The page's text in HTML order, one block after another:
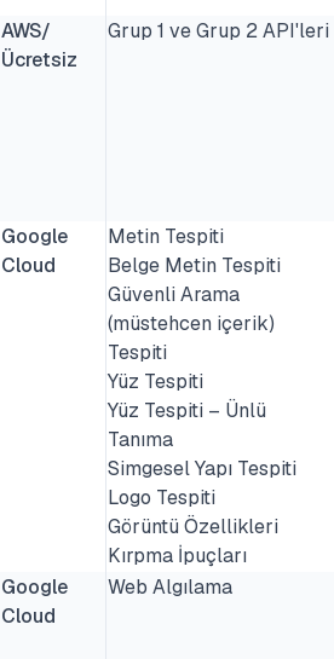
AWS/
Ücretsiz
Grup 1 ve Grup 2 API'leri
Google
Cloud
Metin Tespiti
Belge Metin Tespiti
Güvenli Arama
(müstehcen içerik)
Tespiti
Yüz Tespiti
Yüz Tespiti – Ünlü
Tanıma
Simgesel Yapı Tespiti
Logo Tespiti
Görüntü Özellikleri
Kırpma İpuçları
Google
Cloud
Web Algılama